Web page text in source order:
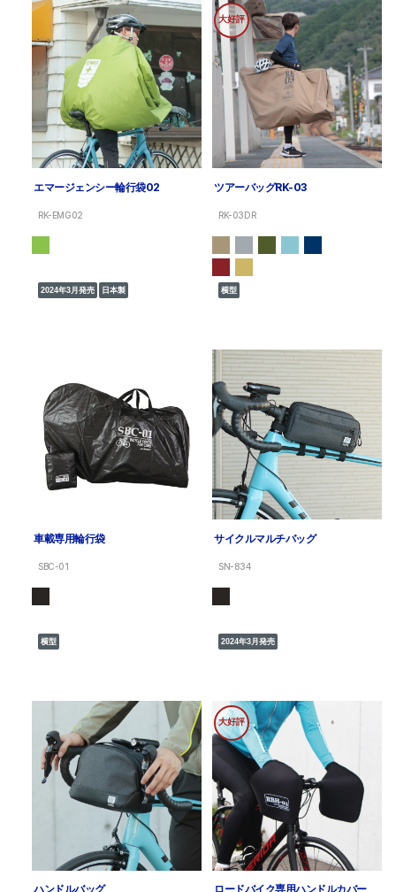
エマージェンシー輪行袋02
RK-EMG02
2024年3月発売 日本製
大好評
ツアーバッグRK-03
RK-03DR
横型
車載専用輪行袋
SBC-01
横型
サイクルマルチバッグ
SN-834
2024年3月発売
ハンドルバッグ
大好評
ロードバイク専用ハンドルカバー